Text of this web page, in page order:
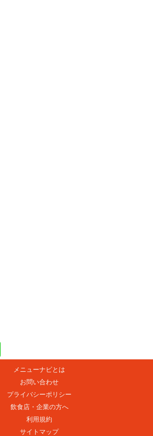
n メニューナビとは
お問い合わせ
プライバシーポリシー
飲食店・企業の方へ
利用規約
サイトマップ